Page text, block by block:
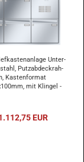
Un­ter­
Putz­ab­deck­rah­
Kas­ten­for­mat
mit Klin­gel -
EUR